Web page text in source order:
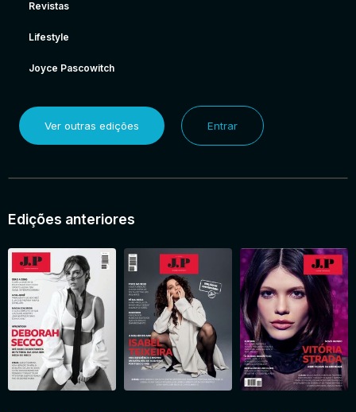
Revistas
Lifestyle
Joyce Pascowitch
Ver outras edições Entrar
Edições anteriores